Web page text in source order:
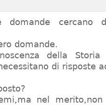
domande cercano
domande.
della
di risposte
nel